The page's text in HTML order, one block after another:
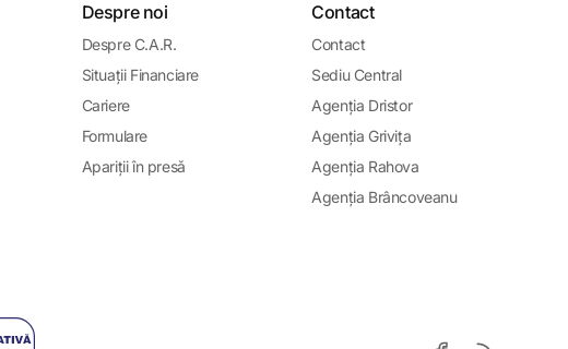
Despre noi
Despre C.A.R.
Situații Financiare
Cariere
Formulare
Apariții în presǎ
Contact
Contact
Sediu Central
Agenția Dristor
Agenția Grivița
Agenția Rahova
Agenția Brâncoveanu